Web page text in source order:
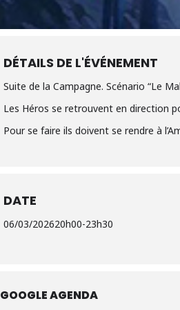
DÉTAILS DE L'ÉVÉNEMENT
Suite de la Campagne. Scénario “Le
Les Héros se retrouvent en direction
Pour se faire ils doivent se rendre à
DATE
06/03/202620h00-23h30
GOOGLE AGENDA